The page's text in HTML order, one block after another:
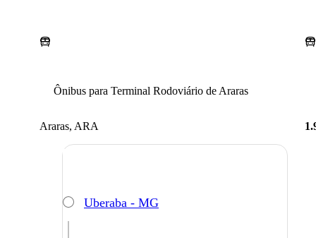
Ônibus para Terminal Rodoviário de Araras
Araras, ARA
Uberaba - MG